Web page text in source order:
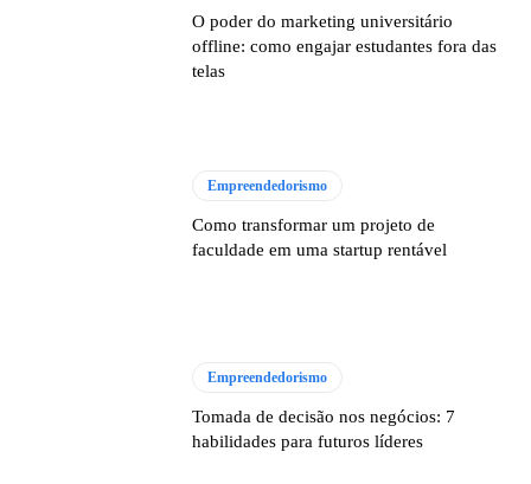
O poder do marketing universitário
offline: como engajar estudantes fora das
telas
Empreendedorismo
Como transformar um projeto de
faculdade em uma startup rentável
Empreendedorismo
Tomada de decisão nos negócios: 7
habilidades para futuros líderes